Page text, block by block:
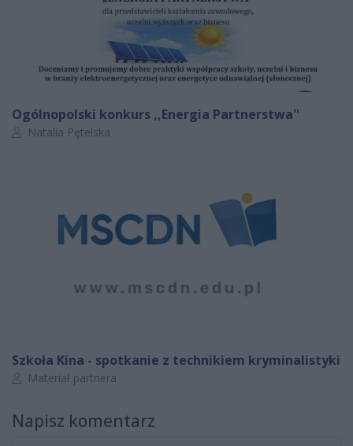
Ogólnopolski konkurs ,,Energia Partnerstwa''
Autor artykułu:
Natalia Pętelska
Szkoła Kina - spotkanie z technikiem kryminalistyki
Autor artykułu:
Materiał partnera
Napisz komentarz